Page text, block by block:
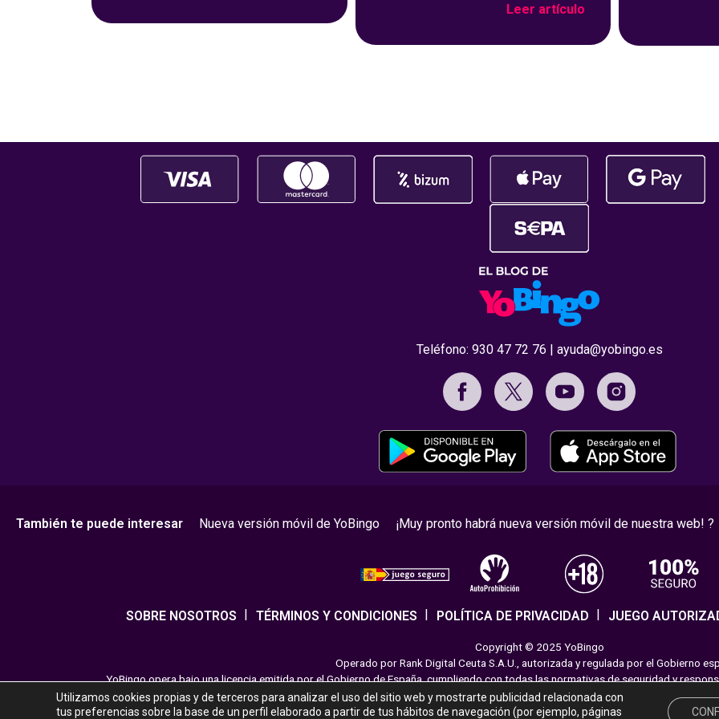
método de pago se ha vuelto muy
Leer artículo
que ha
Teléfono: 930 47 72 76 | ayuda@yobingo.es
También te puede interesar Nueva versión móvil de YoBingo ¡Muy pronto habrá nueva versión móvil de nuestra web! ?
SOBRE NOSOTROS TÉRMINOS Y CONDICIONES POLÍTICA DE PRIVACIDAD JUEGO
Copyright © 2025 YoBingo
Operado por Rank Digital Ceuta S.A.U., autorizada y regulada por el Gobierno
YoBingo opera bajo una licencia emitida por el Gobierno de España, cumpliendo con todas las normativas de seguridad y
entretenimiento cuya finalidad es ofrecer diversión y emoción a los jugadores en nuestra página web. Juega con moderación
Utilizamos cookies propias y de terceros para analizar el uso del sitio web y mostrarte publicidad relacionada con
tus preferencias sobre la base de un perfil elaborado a partir de tus hábitos de navegación (por ejemplo, páginas